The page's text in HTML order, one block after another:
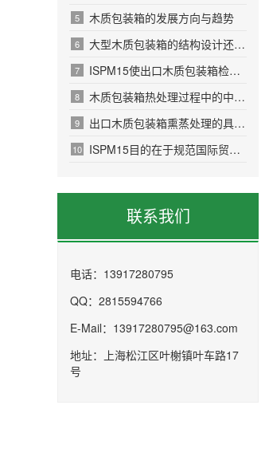
5 木质包装箱的发展方向与趋势
6 大型木质包装箱的结构设计还要考虑到可重复使用性
7 ISPM15使出口木质包装箱检疫在世界范围内有了一个统一的标准
8 木质包装箱热处理过程中的中心温度必须达到56℃以上
9 出口木质包装箱熏蒸处理的具体流程
10 ISPM15目的在于规范国际贸易中木质包装箱质量
联系我们
电话：13917280795
QQ：2815594766
E-Mail：13917280795@163.com
地址：上海松江区叶榭镇叶车路17
号